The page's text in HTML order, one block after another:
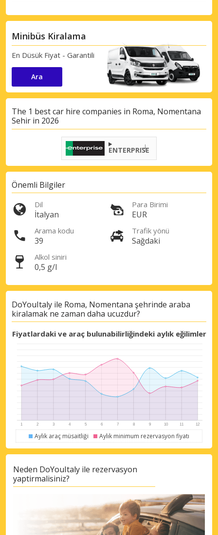
Büyük tasarruflar
Özel iş ortağı tekliflerine erişim sağlayın
Minibüs Kiralama
En Düsük Fiyat - Garantili
Ara
The 1 best car hire companies in Roma, Nomentana
Sehir in 2026
ENTERPRISE
Önemli Bilgiler
Dil
İtalyan
Para Birimi
EUR
Arama kodu
39
Trafik yönü
Sağdaki
Alkol siniri
0,5 g/l
DoYouItaly ile Roma, Nomentana şehrinde araba
kiralamak ne zaman daha ucuzdur?
Fiyatlardaki ve araç bulunabilirliğindeki aylık eğilimler
Aylık araç müsaitliği Aylık minimum rezervasyon fiyatı
Neden DoYouItaly ile rezervasyon
yaptirmalisiniz?